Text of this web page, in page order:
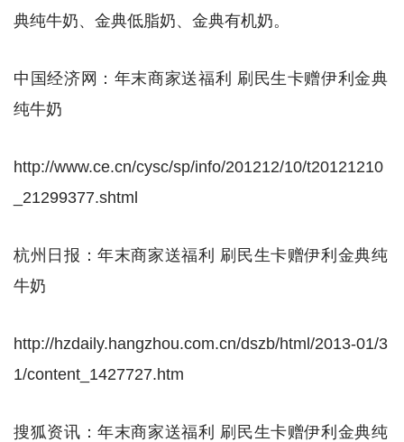
典纯牛奶、金典低脂奶、金典有机奶。
中国经济网：年末商家送福利 刷民生卡赠伊利金典
纯牛奶
http://www.ce.cn/cysc/sp/info/201212/10/t20121210
_21299377.shtml
杭州日报：年末商家送福利 刷民生卡赠伊利金典纯
牛奶
http://hzdaily.hangzhou.com.cn/dszb/html/2013-01/3
1/content_1427727.htm
搜狐资讯：年末商家送福利 刷民生卡赠伊利金典纯